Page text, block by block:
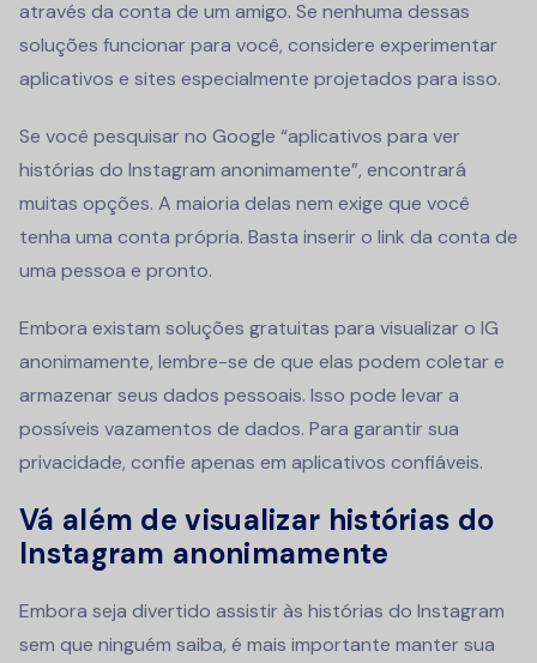
através da conta de um amigo. Se nenhuma dessas
soluções funcionar para você, considere experimentar
aplicativos e sites especialmente projetados para isso.
Se você pesquisar no Google “aplicativos para ver
histórias do Instagram anonimamente”, encontrará
muitas opções. A maioria delas nem exige que você
tenha uma conta própria. Basta inserir o link da conta de
uma pessoa e pronto.
Embora existam soluções gratuitas para visualizar o IG
anonimamente, lembre-se de que elas podem coletar e
armazenar seus dados pessoais. Isso pode levar a
possíveis vazamentos de dados. Para garantir sua
privacidade, confie apenas em aplicativos confiáveis.
Vá além de visualizar histórias do
Instagram anonimamente
Embora seja divertido assistir às histórias do Instagram
sem que ninguém saiba, é mais importante manter sua